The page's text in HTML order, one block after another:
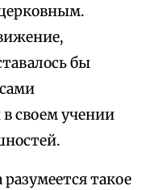
бы
своем учении
такое